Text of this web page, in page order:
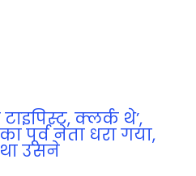
क्लर्क थे’,
पूर्व नेता धरा गया,
उसने